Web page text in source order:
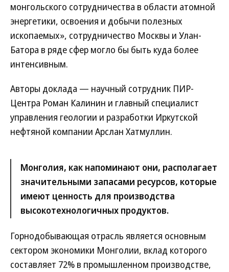
монгольского сотрудничества в области атомной
энергетики, освоения и добычи полезных
ископаемых», сотрудничество Москвы и Улан-
Батора в ряде сфер могло бы быть куда более
интенсивным.
Авторы доклада — научный сотрудник ПИР-
Центра Роман Калинин и главный специалист
управления геологии и разработки Иркутской
нефтяной компании Арслан Хатмуллин.
Монголия, как напоминают они, располагает
значительными запасами ресурсов, которые
имеют ценность для производства
высокотехнологичных продуктов.
Горнодобывающая отрасль является основным
сектором экономики Монголии, вклад которого
составляет 72% в промышленном производстве,